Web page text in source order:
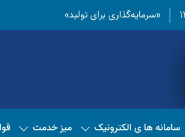
«سرمایه‌گذاری برای تولید»
سامانه ها ی الکترونیک میز خدمت